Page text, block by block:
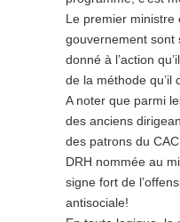
Le premier ministre
gouvernement sont
donné à l’action
de la méthode qu’il
A noter que parmi
des anciens
des patrons du
DRH nommée au
signe fort de
antisociale!